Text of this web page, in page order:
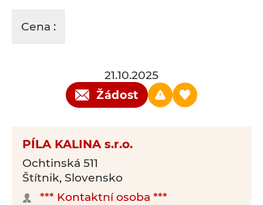
Cena :
21.10.2025
Žádost
PÍLA KALINA s.r.o.
Ochtinská 511
Štítnik, Slovensko
*** Kontaktní osoba ***